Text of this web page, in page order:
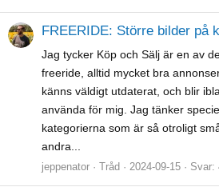
FREERIDE: Större bilder på
Jag tycker Köp och Sälj är en av
freeride, alltid mycket bra
känns väldigt utdaterat, och blir
använda för mig. Jag tänker
kategorierna som är så otroligt
andra...
jeppenator Tråd 2024-09-15 Svar: